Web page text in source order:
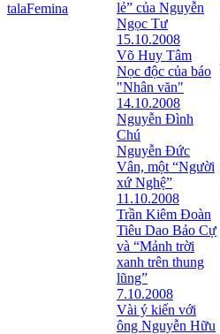
talaFemina
lẻ” của Nguyễn
Ngọc Tư
15.10.2008
Võ Huy Tâm
Nọc độc của báo
"Nhân văn"
14.10.2008
Nguyễn Đình
Chú
Nguyễn Đức
Vân, một “Người
xứ Nghệ”
11.10.2008
Trần Kiêm Đoàn
Tiêu Dao Bảo Cự
và “Mảnh trời
xanh trên thung
lũng”
7.10.2008
Vài ý kiến với
ông Nguyễn Hữu